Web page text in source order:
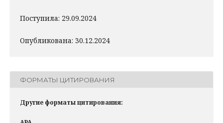
Поступила: 29.09.2024
Опубликована: 30.12.2024
ФОРМАТЫ ЦИТИРОВАНИЯ
Другие форматы цитирования: